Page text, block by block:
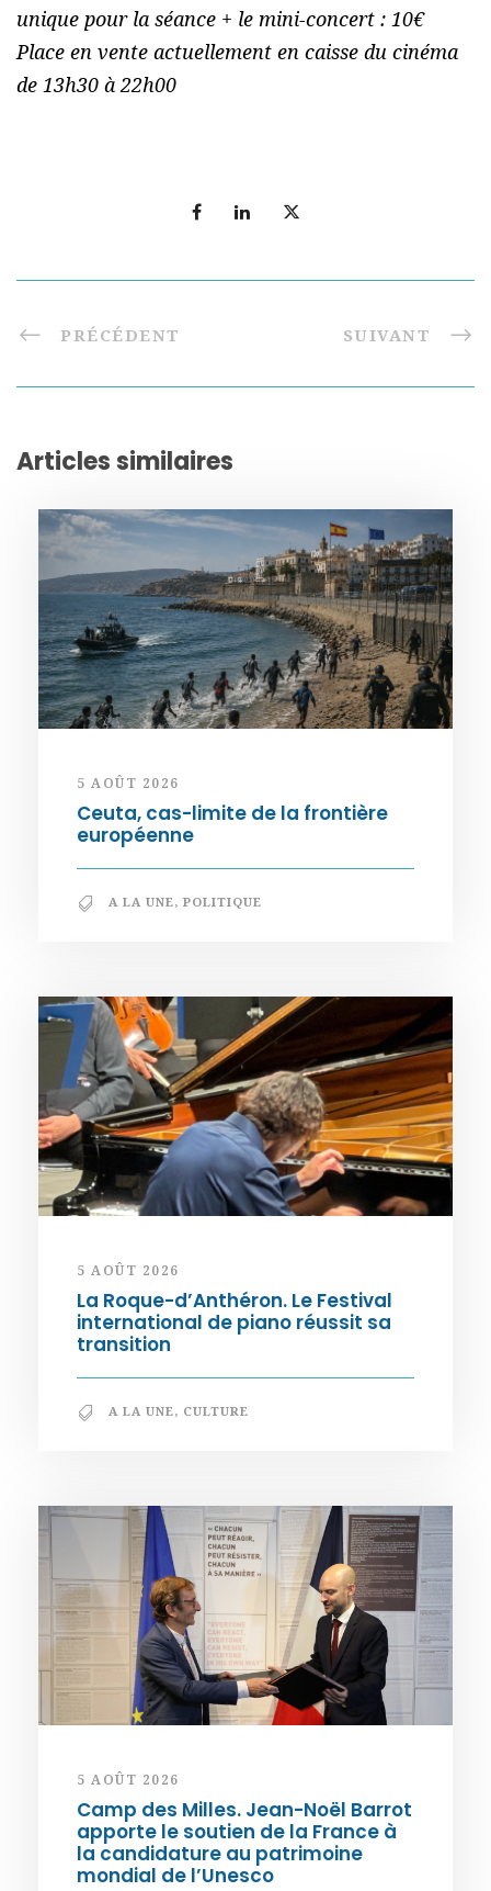
unique pour la séance + le mini-concert : 10€
Place en vente actuellement en caisse du cinéma
de 13h30 à 22h00
PRÉCÉDENT SUIVANT
Articles similaires
5 AOÛT 2026
Ceuta, cas-limite de la frontière
européenne
A LA UNE, POLITIQUE
5 AOÛT 2026
La Roque-d’Anthéron. Le Festival
international de piano réussit sa
transition
A LA UNE, CULTURE
5 AOÛT 2026
Camp des Milles. Jean-Noël Barrot
apporte le soutien de la France à
la candidature au patrimoine
mondial de l’Unesco